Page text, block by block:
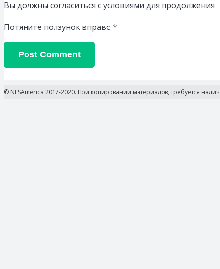
Вы должны согласиться с условиями для продолжения
Потяните ползунок вправо *
Post Comment
© NLSAmerica 2017-2020. При копировании материалов, требуется